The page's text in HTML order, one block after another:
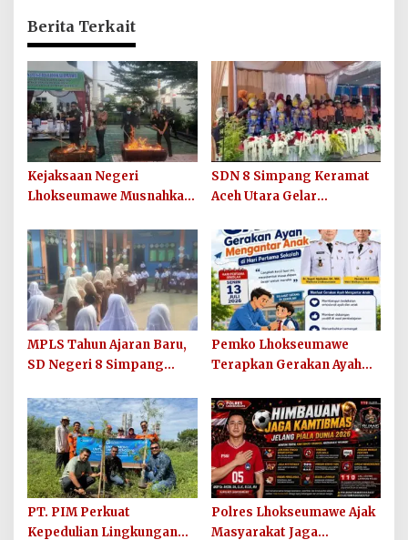
Berita Terkait
Kejaksaan Negeri
Lhokseumawe Musnahkan
Berkekuatan Hukum Tetap
dan Sosialisasikan Lelang
Barang Rampasan
SDN 8 Simpang Keramat
Aceh Utara Gelar
Tahun Ajaran 2026/2027
MPLS Tahun Ajaran Baru,
SD Negeri 8 Simpang
Sekolah Berkualitas dan
Berkarakter
Pemko Lhokseumawe
Terapkan Gerakan Ayah
Sekolah
PT. PIM Perkuat
Kepedulian Lingkungan
Polres Lhokseumawe Ajak
Masyarakat Jaga